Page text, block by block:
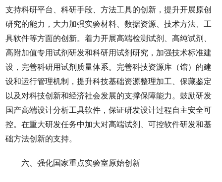
支持科研平台、科研手段、方法工具的创新，提升开展原创
研究的能力，大力加强实验材料、数据资源、技术方法、工
具软件等方面的创新。着力开展高端检测试剂、高纯试剂、
高附加值专用试剂研发和科研用试剂研究，加强技术标准建
设，完善科研用试剂质量体系。完善科技资源库（馆）的建
设和运行管理机制，提升科技基础资源整理加工、保藏鉴定
以及对科技创新和经济社会发展的支撑保障能力。鼓励研发
国产高端设计分析工具软件，保证研发设计过程自主安全可
控。在重大研发任务中加大对高端试剂、可控软件研发和基
础方法创新的支持。
六、强化国家重点实验室原始创新